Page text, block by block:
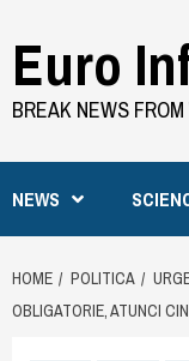
to
content
Euro
BREAK NEWS
NEWS
HOME POLITICA
OBLIGATORIE, ATUNCI